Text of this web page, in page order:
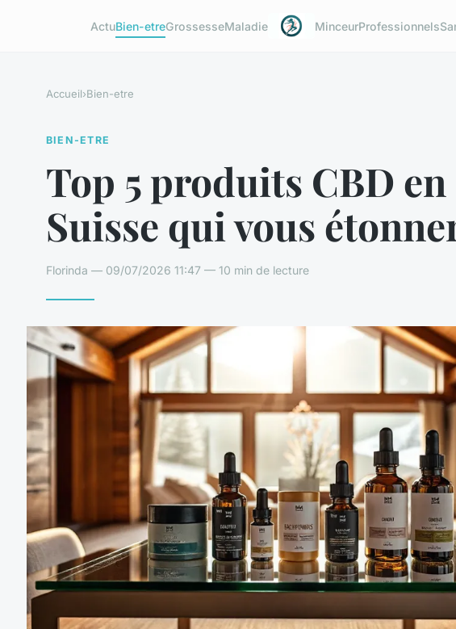
ActuBien-etreGrossesseMaladie MinceurProfessionnels
Accueil›Bien-etre
BIEN-ETRE
Top 5 produits CBD en
Suisse qui vous
Florinda — 09/07/2026 11:47 — 10 min de lecture